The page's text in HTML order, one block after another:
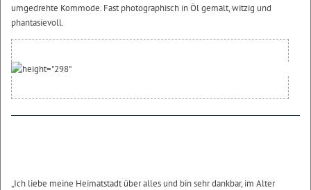
umgedrehte Kommode. Fast photographisch in Öl gemalt, witzig und
phantasievoll.
„Ich liebe meine Heimatstadt über alles und bin sehr dankbar, im Alter